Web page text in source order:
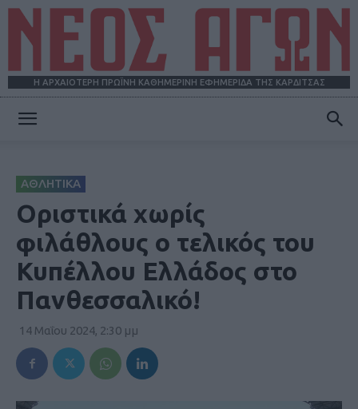
Η ΑΡΧΑΙΟΤΕΡΗ ΠΡΩΪΝΗ ΚΑΘΗΜΕΡΙΝΗ ΕΦΗΜΕΡΙΔΑ ΤΗΣ ΚΑΡΔΙΤΣΑΣ
ΑΘΛΗΤΙΚΑ
Οριστικά χωρίς
φιλάθλους ο τελικός του
Κυπέλλου Ελλάδος στο
Πανθεσσαλικό!
14 Μαΐου 2024, 2:30 μμ